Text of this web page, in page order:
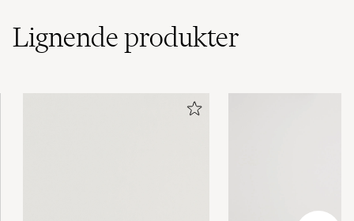
Lignendeprodukter